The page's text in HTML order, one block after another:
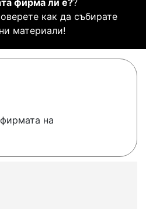
фирма ли е??
как да събирате
материали!
на